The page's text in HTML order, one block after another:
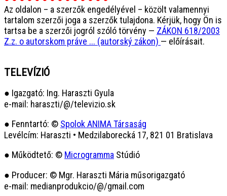
Az oldalon – a szerzők engedélyével – közölt valamennyi
tartalom szerzői joga a szerzők tulajdona. Kérjük, hogy Ön is
tartsa be a szerzői jogról szóló törvény — ZÁKON 618/2003
Z.z. o autorskom práve ... (autorský zákon) — előírásait.
TELEVÍZIÓ
● Igazgató: Ing. Haraszti Gyula
e-mail: haraszti/@/televizio.sk
● Fenntartó: © Spolok ANIMA Társaság
Levélcím: Haraszti • Medzilaborecká 17, 821 01 Bratislava
● Működtető: © Microgramma Stúdió
● Producer: © Mgr. Haraszti Mária műsorigazgató
e-mail: medianprodukcio/@/gmail.com